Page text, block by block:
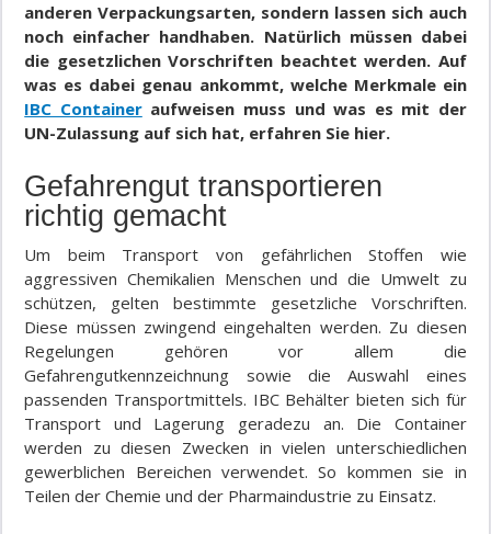
anderen Verpackungsarten, sondern lassen sich auch
noch einfacher handhaben. Natürlich müssen dabei
die gesetzlichen Vorschriften beachtet werden. Auf
was es dabei genau ankommt, welche Merkmale ein
IBC Containeraufweisen muss und was es mit der
UN-Zulassung auf sich hat, erfahren Sie hier.
Gefahrengut transportieren
richtig gemacht
Um beim Transport von gefährlichen Stoffen wie
aggressiven Chemikalien Menschen und die Umwelt zu
schützen, gelten bestimmte gesetzliche Vorschriften.
Diese müssen zwingend eingehalten werden. Zu diesen
Regelungen gehören vor allem die
Gefahrengutkennzeichnung sowie die Auswahl eines
passenden Transportmittels. IBC Behälter bieten sich für
Transport und Lagerung geradezu an. Die Container
werden zu diesen Zwecken in vielen unterschiedlichen
gewerblichen Bereichen verwendet. So kommen sie in
Teilen der Chemie und der Pharmaindustrie zu Einsatz.